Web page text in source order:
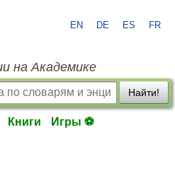
EN DE ES FR
на Академике
Найти!
Книги Игры ⚽